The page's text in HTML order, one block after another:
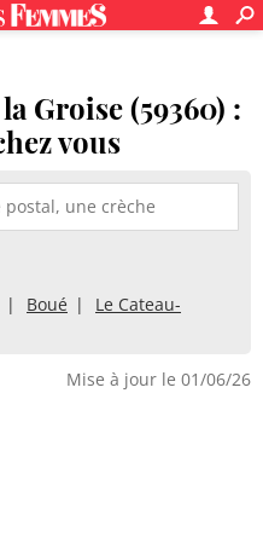
Groise (59360) :
vous
Boué
Le Cateau-
Mise à jour le 01/06/26